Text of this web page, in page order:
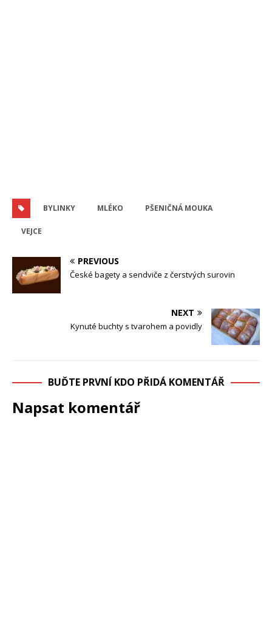
BYLINKY MLÉKO PŠENIČNÁ MOUKA
VEJCE
PREVIOUS
České bagety a sendviče z čerstvých surovin
NEXT
Kynuté buchty s tvarohem a povidly
BUĎTE PRVNÍ KDO PŘIDÁ KOMENTÁŘ
Napsat komentář